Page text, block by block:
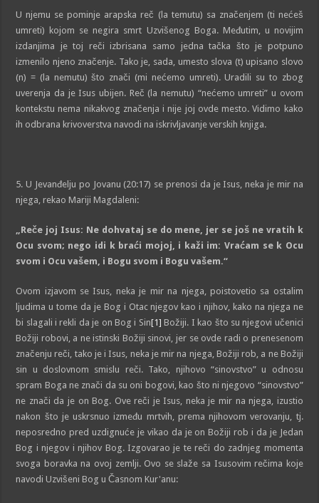
U njemu se pominje arapska reč (la temutu) sa značenjem (ti nećeš
umreti) kojom se negira smrt Uzvišenog Boga. Međutim, u novijim
izdanjima je toj reči izbrisana samo jedna tačka što je potpuno
izmenilo njeno značenje. Tako je, sada, umesto slova (t) upisano slovo
(n) = (la nemutu) što znači (mi nećemo umreti). Uradili su to zbog
uverenja da je Isus ubijen. Reč (la nemutu) “nećemo umreti” u ovom
kontekstu nema nikakvog značenja i nije joj ovde mesto. Vidimo kako
ih odbrana krivoverstva navodi na iskrivljavanje verskih knjiga.
5. U Jevanđelju po Jovanu (20:17) se prenosi da je Isus, neka je mir na
njega, rekao Mariji Magdaleni:
„Reče joj Isus: Ne dohvataj se do mene, jer se još ne vratih k
Ocu svom; nego idi k braći mojoj, i kaži im: Vraćam se k Ocu
svom i Ocu vašem, i Bogu svom i Bogu vašem.“
Ovom izjavom se Isus, neka je mir na njega, poistovetio sa ostalim
ljudima u tome da je Bog i Otac njegov kao i njihov, kako na njega ne
bi slagali i rekli da je on Bog i Sin[1] Božiji. I kao što su njegovi učenici
Božiji robovi, a ne istinski Božiji sinovi, jer se ovde radi o prenesenom
značenju reči, tako je i Isus, neka je mir na njega, Božiji rob, a ne Božiji
sin u doslovnom smislu reči. Tako, njihovo “sinovstvo” u odnosu
spram Boga ne znači da su oni bogovi, kao što ni njegovo “sinovstvo”
ne znači da je on Bog. Ove reči je Isus, neka je mir na njega, izustio
nakon što je uskrsnuo između mrtvih, prema njihovom verovanju, tj.
neposredno pred uzdignuće je vikao da je on Božiji rob i da je Jedan
Bog i njegov i njihov Bog. Izgovarao je te reči do zadnjeg momenta
svoga boravka na ovoj zemlji. Ovo se slaže sa Isusovim rečima koje
navodi Uzvišeni Bog u Časnom Kur'anu: